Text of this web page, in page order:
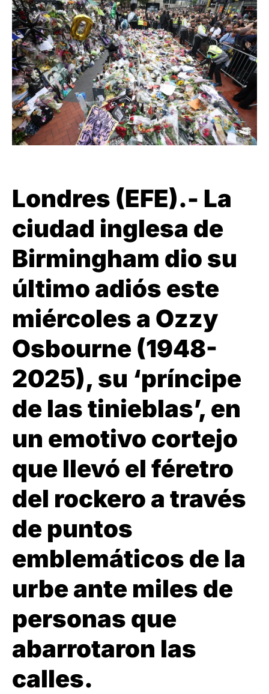
Londres (EFE).- La
ciudad inglesa de
Birmingham dio su
último adiós este
miércoles a Ozzy
Osbourne (1948-
2025), su ‘príncipe
de las tinieblas’, en
un emotivo cortejo
que llevó el féretro
del rockero a través
de puntos
emblemáticos de la
urbe ante miles de
personas que
abarrotaron las
calles.